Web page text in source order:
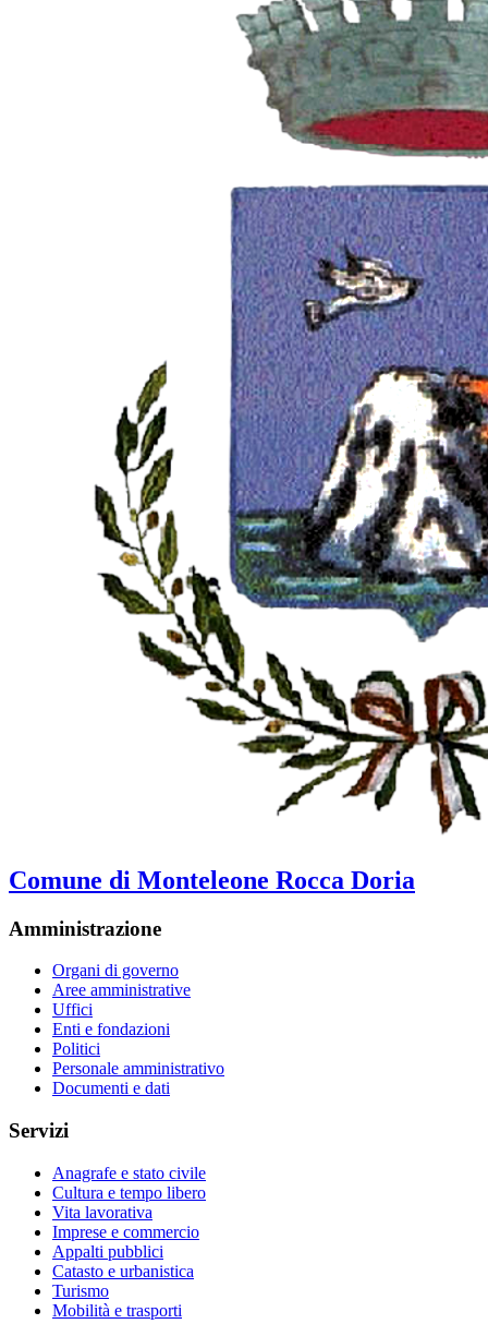
Comune di Monteleone Rocca Doria
Amministrazione
Organi di governo
Aree amministrative
Uffici
Enti e fondazioni
Politici
Personale amministrativo
Documenti e dati
Servizi
Anagrafe e stato civile
Cultura e tempo libero
Vita lavorativa
Imprese e commercio
Appalti pubblici
Catasto e urbanistica
Turismo
Mobilità e trasporti